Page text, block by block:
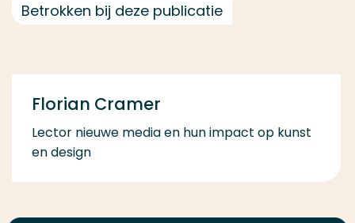
Betrokken bij deze publicatie
Florian Cramer
Lector nieuwe media en hun impact op kunst
en design